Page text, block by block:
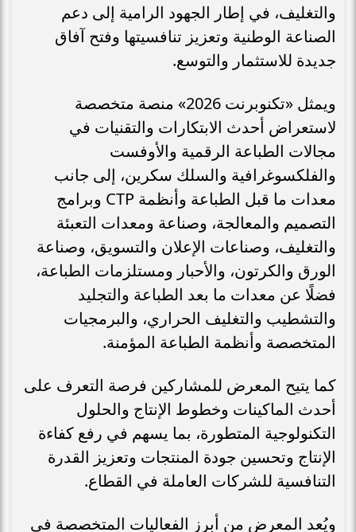
والتغليف، في إطار الجهود الرامية إلى دعم
الصناعة الوطنية وتعزيز تنافسيتها وفتح آفاق
جديدة للاستثمار والتوسع.
ويمثل «تكنوبرنت 2026» منصة متخصصة
لاستعراض أحدث الابتكارات والتقنيات في
مجالات الطباعة الرقمية والأوفست
والفلكسوغرافية والسلك سكرين، إلى جانب
معدات ما قبل الطباعة وأنظمة CTP وبرامج
التصميم والمعالجة، وصناعة ومعدات التعبئة
والتغليف، وصناعات الإعلان والتسويق، وصناعة
الورق والكرتون، والأحبار ومستلزمات الطباعة،
فضلًا عن معدات ما بعد الطباعة والتجليد
والتشطيب والتغليف الحراري، والبرمجيات
المتخصصة وأنظمة الطباعة المؤمنة.
كما يتيح المعرض للمشاركين فرصة التعرف على
أحدث الماكينات وخطوط الإنتاج والحلول
التكنولوجية المتطورة، بما يسهم في رفع كفاءة
الإنتاج وتحسين جودة المنتجات وتعزيز القدرة
التنافسية للشركات العاملة في القطاع.
ويُعد المعرض من أبرز الفعاليات المتخصصة في